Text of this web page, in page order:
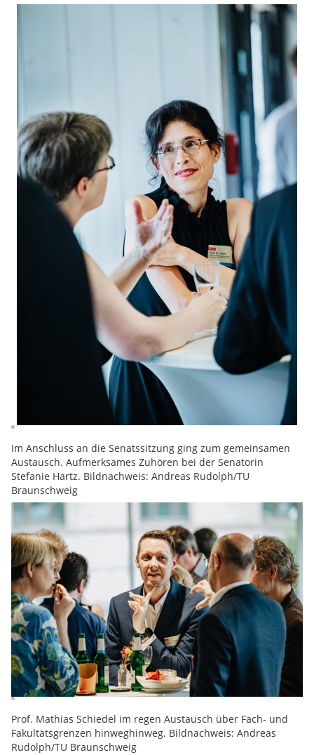
Im Anschluss an die Senatssitzung ging zum gemeinsamen
Austausch. Aufmerksames Zuhören bei der Senatorin
Stefanie Hartz. Bildnachweis: Andreas Rudolph/TU
Braunschweig
Prof. Mathias Schiedel im regen Austausch über Fach- und
Fakultätsgrenzen hinweghinweg. Bildnachweis: Andreas
Rudolph/TU Braunschweig